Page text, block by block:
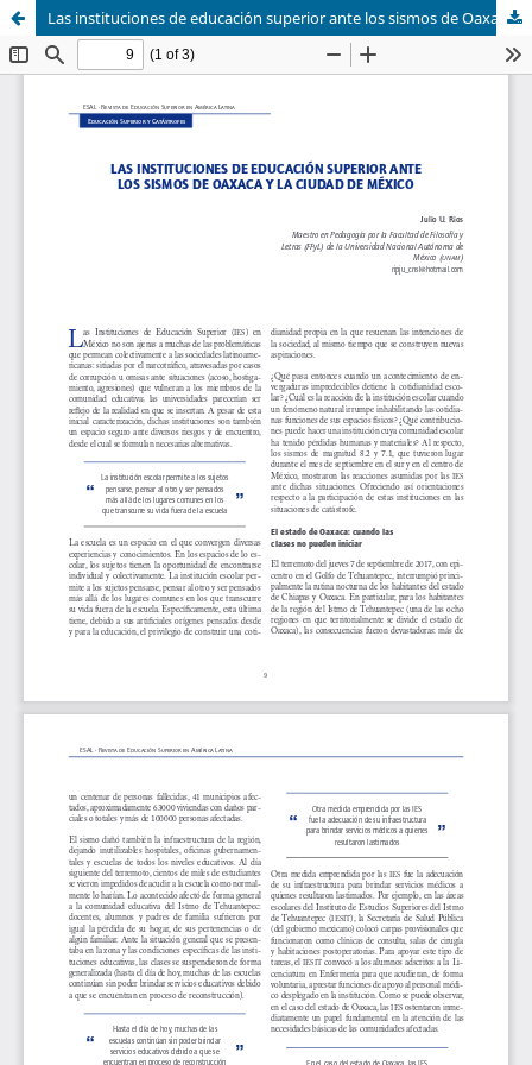
Las instituciones de educación superior ante los sismos de Oaxaca y la Ciudad de México